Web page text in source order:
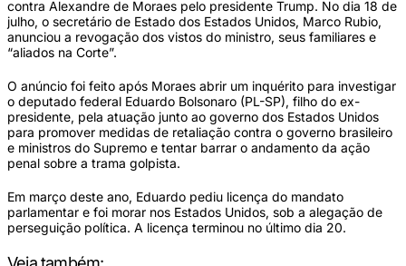
contra Alexandre de Moraes pelo presidente Trump. No dia 18 de
julho, o secretário de Estado dos Estados Unidos, Marco Rubio,
anunciou a revogação dos vistos do ministro, seus familiares e
“aliados na Corte”.
O anúncio foi feito após Moraes abrir um inquérito para investigar
o deputado federal Eduardo Bolsonaro (PL-SP), filho do ex-
presidente, pela atuação junto ao governo dos Estados Unidos
para promover medidas de retaliação contra o governo brasileiro
e ministros do Supremo e tentar barrar o andamento da ação
penal sobre a trama golpista.
Em março deste ano, Eduardo pediu licença do mandato
parlamentar e foi morar nos Estados Unidos, sob a alegação de
perseguição política. A licença terminou no último dia 20.